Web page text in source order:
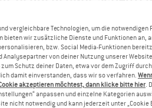
vergleichbare Technologien, um die
bieten wir zusätzliche Dienste und Funktionen an,
bzw. Social Media-Funktionen
Analysepartner von deiner Nutzung unserer
Schutz deiner Daten, etwa vor dem Zugriff
damit einverstanden, dass wir so verfahren.
akzeptieren möchtest, dann klicke bitte hier.
anpassen und einzelne Kategorien
nicht notwendig und kann jederzeit unter